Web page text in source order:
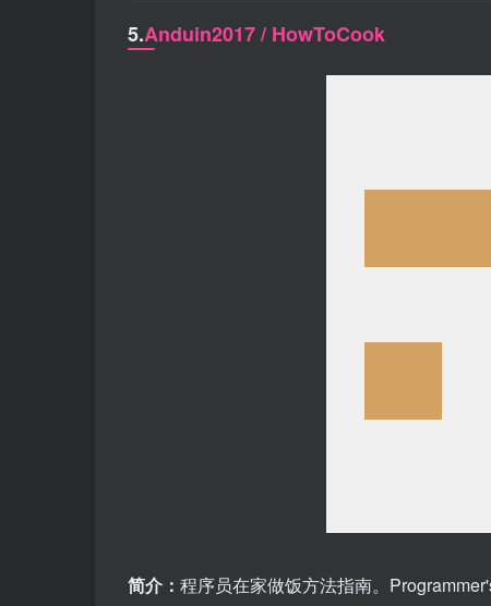
5.Anduin2017 / HowToCook
简介： 程序员在家做饭方法指南。